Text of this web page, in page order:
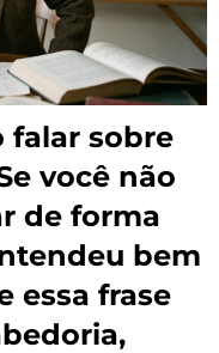
falar sobre
você não
de forma
bem
essa frase